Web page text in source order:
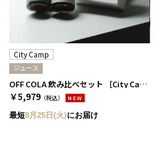
City Camp
ジュース
OFF COLA 飲み比べセット ［City Camp］
￥5,979 （税込） NEW
最短8月25日(火)にお届け